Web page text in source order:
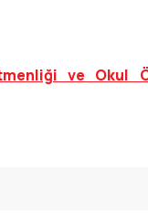
ve Okul